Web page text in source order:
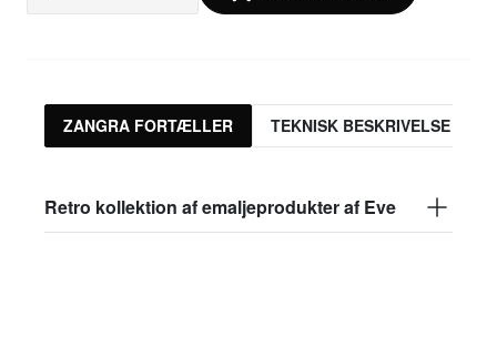
ZANGRA FORTÆLLER TEKNISK BESKRIVELSE
Retro kollektion af emaljeprodukter af Eve